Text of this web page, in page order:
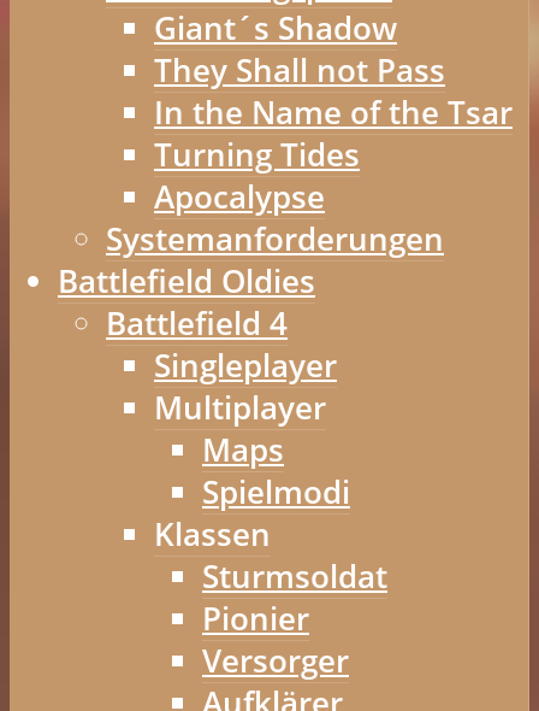
Giant´s Shadow
They Shall not Pass
In the Name of the Tsar
Turning Tides
Apocalypse
Systemanforderungen
Battlefield Oldies
Battlefield 4
Singleplayer
Multiplayer
Maps
Spielmodi
Klassen
Sturmsoldat
Pionier
Versorger